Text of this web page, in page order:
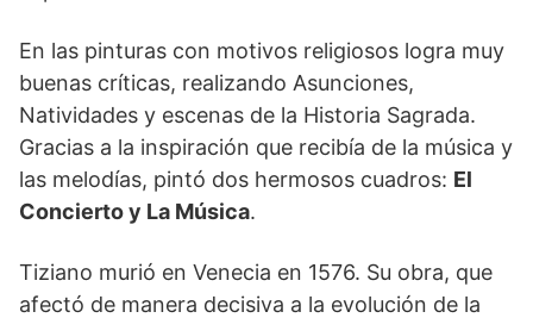
En las pinturas con motivos religiosos logra muy
buenas críticas, realizando Asunciones,
Natividades y escenas de la Historia Sagrada.
Gracias a la inspiración que recibía de la música y
las melodías, pintó dos hermosos cuadros: El
Concierto y La Música.
Tiziano murió en Venecia en 1576. Su obra, que
afectó de manera decisiva a la evolución de la